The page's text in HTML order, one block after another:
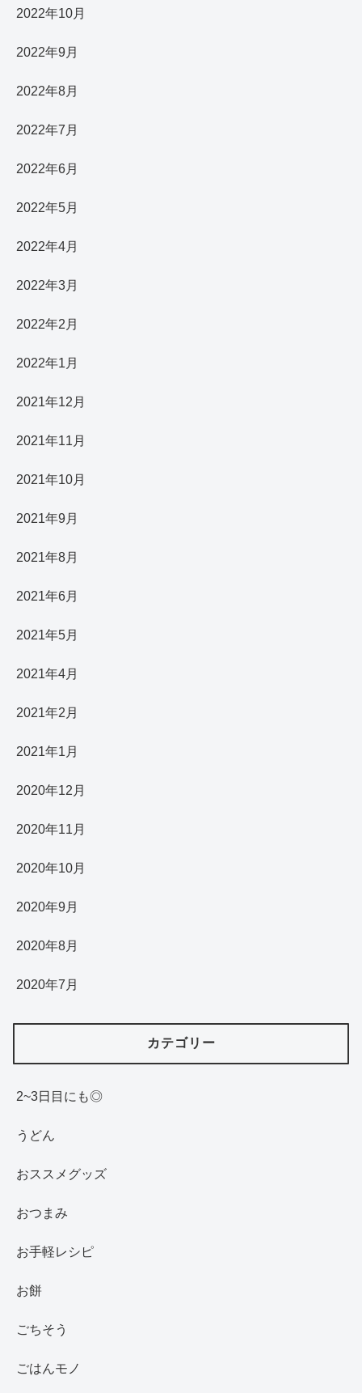
2022年10月
2022年9月
2022年8月
2022年7月
2022年6月
2022年5月
2022年4月
2022年3月
2022年2月
2022年1月
2021年12月
2021年11月
2021年10月
2021年9月
2021年8月
2021年6月
2021年5月
2021年4月
2021年2月
2021年1月
2020年12月
2020年11月
2020年10月
2020年9月
2020年8月
2020年7月
カテゴリー
2~3日目にも◎
うどん
おススメグッズ
おつまみ
お手軽レシピ
お餅
ごちそう
ごはんモノ